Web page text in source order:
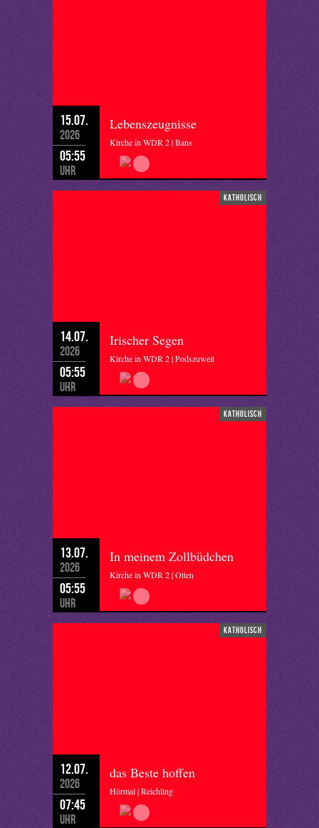
15.07.
2026
05:55
Uhr
Lebenszeugnisse
Kirche in WDR 2 | Bans
katholisch
14.07.
2026
05:55
Uhr
Irischer Segen
Kirche in WDR 2 | Podszuweit
katholisch
13.07.
2026
05:55
Uhr
In meinem Zollbüdchen
Kirche in WDR 2 | Otten
katholisch
12.07.
2026
07:45
Uhr
das Beste hoffen
Hörmal | Reichling